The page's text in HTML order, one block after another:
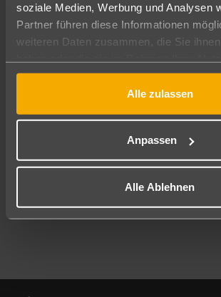
soziale Medien, Werbung und Analysen
Partner führen diese Informationen
weiteren Daten zusammen, die Sie
gesammelt haben.
Alle zulassen
Anpassen
Alle Ablehnen
Abflughafen
Alle Abflughäfen
09.08.26–07.08.27 7-21 Nächte
Mehr Filter anzeigen